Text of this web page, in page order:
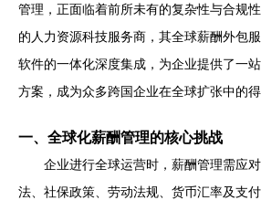
管理，正面临着前所未有的复杂性与合规
的人力资源科技服务商，其全球薪酬外包
软件的一体化深度集成，为企业提供了一
方案，成为众多跨国企业在全球扩张中的得
一、全球化薪酬管理的核心挑战
企业进行全球运营时，薪酬管理需应
法、社保政策、劳动法规、货币汇率及支